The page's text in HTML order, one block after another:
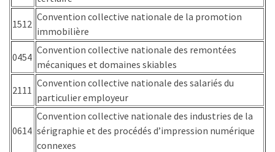
employeurs
les
organismes
formation
doivent
désormais
déclarer
1512
Convention collective nationale de la promotion
immobilière
0454
Convention collective nationale des remontées
mécaniques et domaines skiables
2111
Convention collective nationale des salariés du
particulier employeur
0614
Convention collective nationale des industries de la
sérigraphie et des procédés d’impression numérique
connexes